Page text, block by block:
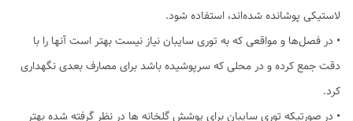
لاستیکی پوشانده شده‌اند، استفاده شود.
• در فصل‌ها و مواقعی که به توری سایبان نیاز نیست بهتر است آنها را با
دقت جمع کرده و در محلی که سرپوشیده باشد برای مصارف بعدی نگهداری
کرد.
• در صورتیکه توری سایبان برای پوشش گلخانه ها در نظر گرفته شده بهتر